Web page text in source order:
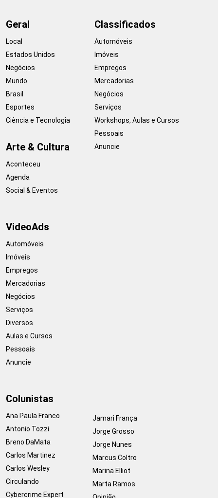
Geral
Local
Estados Unidos
Negócios
Mundo
Brasil
Esportes
Ciência e Tecnologia
Arte & Cultura
Aconteceu
Agenda
Social & Eventos
Classificados
Automóveis
Imóveis
Empregos
Mercadorias
Negócios
Serviços
Workshops, Aulas e Cursos
Pessoais
Anuncie
VideoAds
Automóveis
Imóveis
Empregos
Mercadorias
Negócios
Serviços
Diversos
Aulas e Cursos
Pessoais
Anuncie
Colunistas
Ana Paula Franco
Antonio Tozzi
Breno DaMata
Carlos Martinez
Carlos Wesley
Circulando
Cybercrime Expert
Jamari França
Jorge Grosso
Jorge Nunes
Marcus Coltro
Marina Elliot
Marta Ramos